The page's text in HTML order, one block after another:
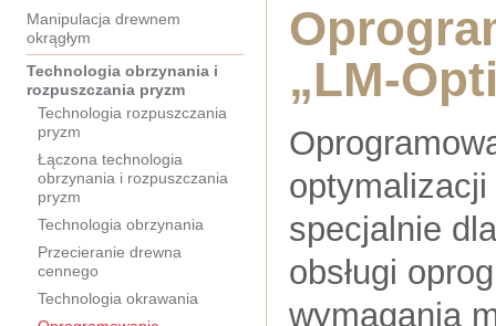
Manipulacja drewnem
okrągłym
Technologia obrzynania i
rozpuszczania pryzm
Technologia rozpuszczania
pryzm
Łączona technologia
obrzynania i rozpuszczania
pryzm
Technologia obrzynania
Przecieranie drewna
cennego
Technologia okrawania
„LM-
optymalizacji
specjalnie
obsługi
wymagania